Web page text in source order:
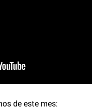
de este mes: